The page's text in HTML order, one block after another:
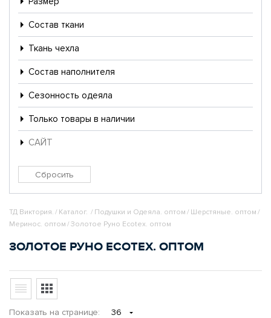
Состав ткани
Ткань чехла
Состав наполнителя
Сезонность одеяла
Только товары в наличии
САЙТ
ТД Виктория. / Каталог. / Подушки и Одеяла. оптом / Шерстяные. оптом /
Меринос. оптом / Золотое Руно Ecotex. оптом
ЗОЛОТОЕ РУНО ECOTEX. ОПТОМ
Показать на странице:
36